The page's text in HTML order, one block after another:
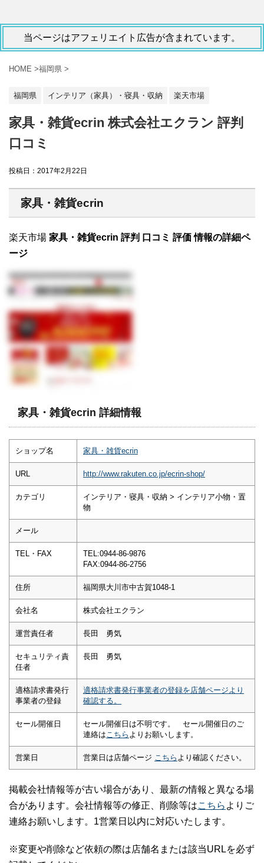
当ページはアフェリエイト広告が含まれています。
HOME >福岡県 >
福岡県 インテリア（家具）・寝具・収納 楽天市場
家具・雑貨ecrin 株式会社エクラン 評判
口コミ
投稿日： 2017年2月22日
家具・雑貨ecrin
楽天市場 家具・雑貨ecrin 評判 口コミ 評価 情報の詳細ペ
ージ
家具・雑貨ecrin 詳細情報
ショップ名 家具・雑貨ecrin
URL http://www.rakuten.co.jp/ecrin-shop/
カテゴリ
インテリア・寝具・収納 > インテリア小物・置
物
メール
TEL・FAX
TEL:0944-86-9876
FAX:0944-86-2756
住所 福岡県大川市中古賀1048-1
会社名 株式会社エクラン
運営責任者 長田 勇気
セキュリティ責
任者
長田 勇気
適格請求書発行
事業者の登録
適格請求書発行事業者の登録を店舗ページより
確認する。
セール開催日
セール開催日は不明です。 セール開催日のご
連絡は こちら よりお願いします。
営業日 営業日は店舗ページ こちら より確認ください。
掲載会社情報等が古い場合があり、最新の情報と異なる場
合があります。会社情報等の修正、削除等はこちら よりご
連絡お願いします。1営業日以内に対応いたします。
※変更や削除など依頼の際は店舗名または該当URLを必ず